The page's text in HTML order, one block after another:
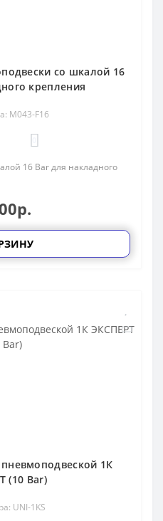
со шкалой 16
крепления
M043-F16
16 Bar для накладного
1К
(10 Bar)
UNI-1KS